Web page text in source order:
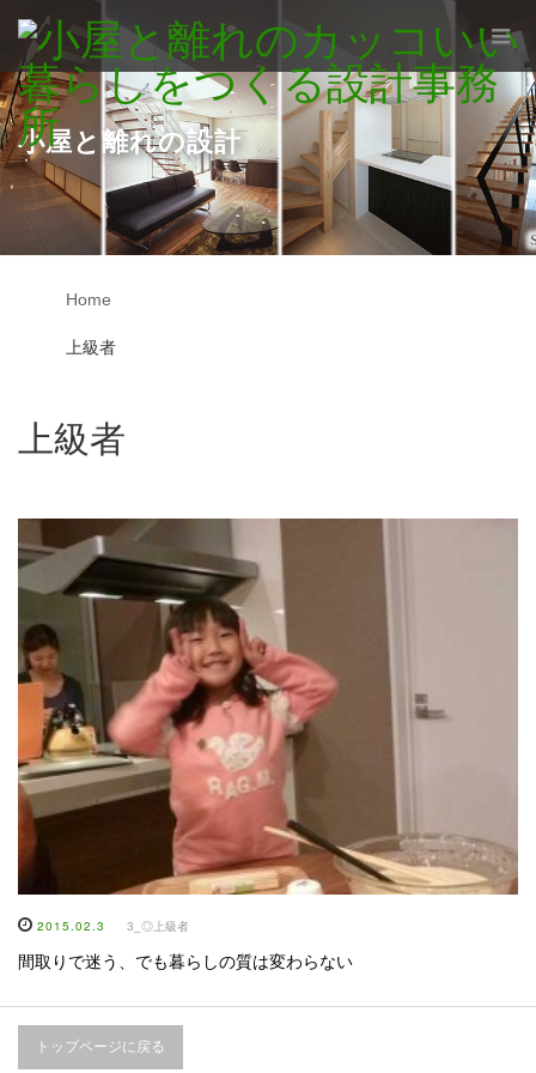
小屋と離れの設計
Home
上級者
上級者
2015.02.3 3_◎上級者
間取りで迷う、でも暮らしの質は変わらない
トップページに戻る